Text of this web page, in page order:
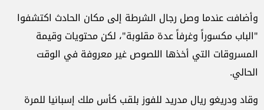
وأضافت عندما وصل رجال الشرطة إلى مكان الحادث اكتشفوا
"الباب مكسوراً وغرفاً عدة مقلوبة"، لكن محتويات وقيمة
المسروقات التي أخذها اللصوص غير معروفة في الوقت
الحالي.
وقاد ودريغو ريال مدريد للفوز بلقب كأس ملك إسبانيا للمرة